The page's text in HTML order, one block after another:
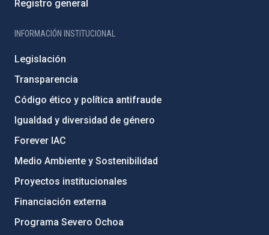
Registro general
INFORMACIÓN INSTITUCIONAL
Legislación
Transparencia
Código ético y política antifraude
Igualdad y diversidad de género
Forever IAC
Medio Ambiente y Sostenibilidad
Proyectos institucionales
Financiación externa
Programa Severo Ochoa